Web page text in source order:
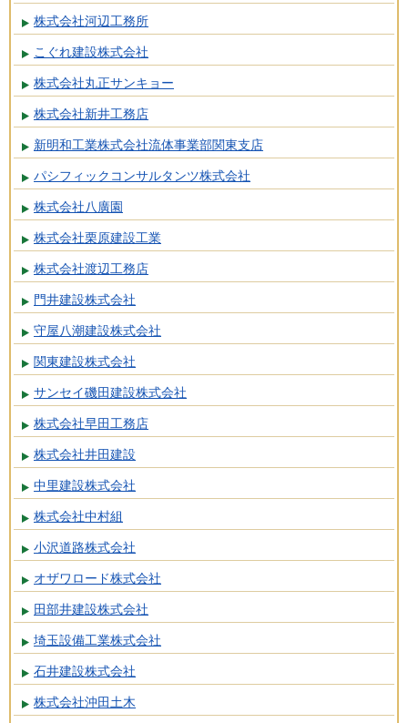
株式会社河辺工務所
こぐれ建設株式会社
株式会社丸正サンキョー
株式会社新井工務店
新明和工業株式会社流体事業部関東支店
パシフィックコンサルタンツ株式会社
株式会社八廣園
株式会社栗原建設工業
株式会社渡辺工務店
門井建設株式会社
守屋八潮建設株式会社
関東建設株式会社
サンセイ磯田建設株式会社
株式会社早田工務店
株式会社井田建設
中里建設株式会社
株式会社中村組
小沢道路株式会社
オザワロード株式会社
田部井建設株式会社
埼玉設備工業株式会社
石井建設株式会社
株式会社沖田土木